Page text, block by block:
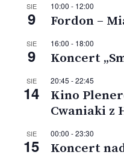
SIE
9
10:00 - 12:00
Fordon –
SIE
9
16:00 - 18:00
Koncert
SIE
14
20:45 -22:45
Kino
Cwaniaki z
SIE
15
00:00 -23:30
Koncert